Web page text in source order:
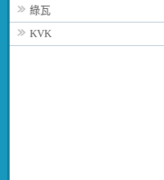
綠瓦
KVK